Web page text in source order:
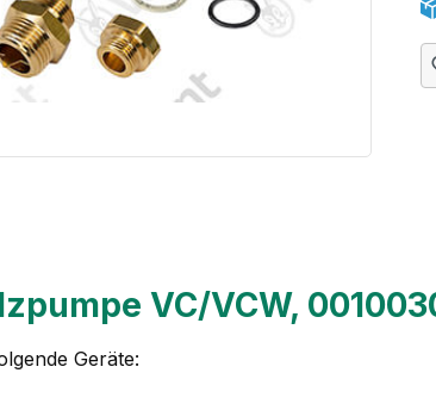
VC/VCW,
Geräte: